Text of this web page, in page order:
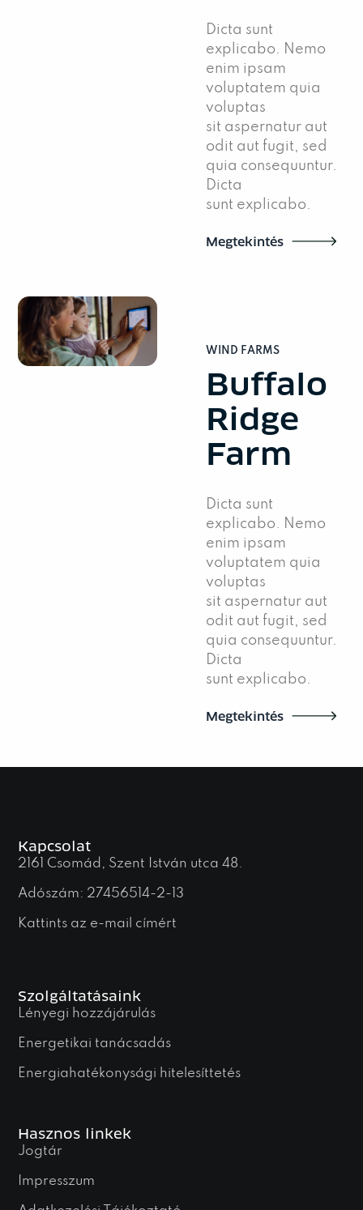
Dicta sunt
explicabo. Nemo
enim ipsam
voluptatem quia
voluptas
sit aspernatur aut
odit aut fugit, sed
quia consequuntur.
Dicta
sunt explicabo.
Megtekintés
WIND FARMS
Buffalo
Ridge
Farm
Dicta sunt
explicabo. Nemo
enim ipsam
voluptatem quia
voluptas
sit aspernatur aut
odit aut fugit, sed
quia consequuntur.
Dicta
sunt explicabo.
Megtekintés
Kapcsolat
2161 Csomád, Szent István utca 48.
Adószám: 27456514-2-13
Kattints az e-mail címért
Szolgáltatásaink
Lényegi hozzájárulás
Energetikai tanácsadás
Energiahatékonysági hitelesíttetés
Hasznos linkek
Jogtár
Impresszum